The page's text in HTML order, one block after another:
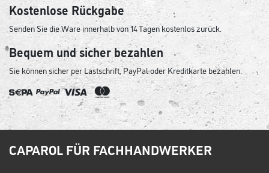
Kostenlose Rückgabe
Senden Sie die Ware innerhalb von 14 Tagen kostenlos zurück.
Bequem und sicher bezahlen
Sie können sicher per Lastschrift, PayPal oder Kreditkarte bezahlen.
CAPAROL FÜR FACHHANDWERKER